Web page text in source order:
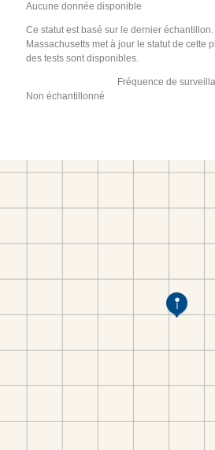
Aucune donnée disponible
Ce statut est basé sur le dernier
Massachusetts met à jour le statut de cette
des tests sont disponibles.
Fréquence de
Non échantillonné